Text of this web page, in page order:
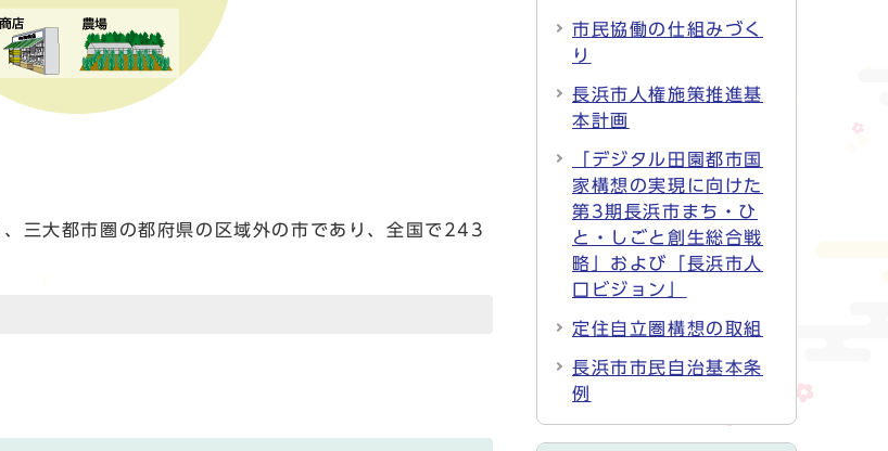
三大都市圏の都府県の区域外の市であり、全国で243
市民協働の仕組みづく
り
長浜市人権施策推進基
本計画
「デジタル田園都市国
家構想の実現に向けた
第3期長浜市まち・ひ
と・しごと創生総合戦
略」および「長浜市人
口ビジョン」
定住自立圏構想の取組
長浜市市民自治基本条
例